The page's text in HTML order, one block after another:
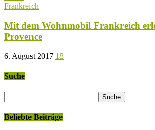
Frankreich
Mit dem Wohnmobil Frankreich
Provence
6. August 2017 18
Suche
Beliebte Beiträge